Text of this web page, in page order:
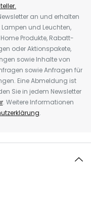
an und erhalten
und Leuchten,
Produkte, Rabatt-
oder Aktionspakete,
sowie Inhalte von
sowie Anfragen für
Eine Abmeldung ist
Sie in jedem Newsletter
. Weitere Informationen
.